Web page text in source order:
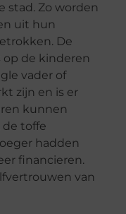
stad. Zo worden
uit hun
De
op de kinderen
vader of
zijn en is er
kunnen
de toffe
hadden
financieren.
van